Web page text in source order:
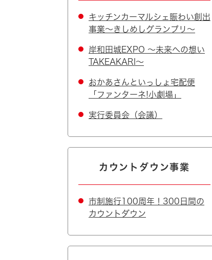
キッチンカーマルシェ賑わい創出
事業～きしめしグランプリ～
岸和田城EXPO ～未来への想い
TAKEAKARI～
おかあさんといっしょ宅配便
「ファンターネ!小劇場」
実行委員会（会議）
カウントダウン事業
市制施行100周年！300日間の
カウントダウン